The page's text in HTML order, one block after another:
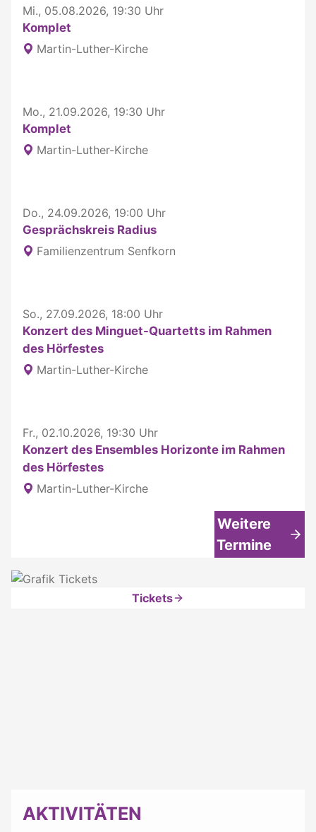
Mi., 05.08.2026, 19:30 Uhr
Komplet
Martin-Luther-Kirche
Mo., 21.09.2026, 19:30 Uhr
Komplet
Martin-Luther-Kirche
Do., 24.09.2026, 19:00 Uhr
Gesprächskreis Radius
Familienzentrum Senfkorn
So., 27.09.2026, 18:00 Uhr
Konzert des Minguet-Quartetts im Rahmen
des Hörfestes
Martin-Luther-Kirche
Fr., 02.10.2026, 19:30 Uhr
Konzert des Ensembles Horizonte im Rahmen
des Hörfestes
Martin-Luther-Kirche
Weitere
Termine
Tickets
AKTIVITÄTEN